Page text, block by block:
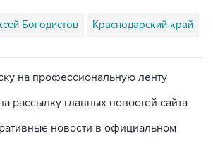
Богодистов Краснодарский край
на профессиональную ленту
рассылку главных новостей сайта
новости в официальном